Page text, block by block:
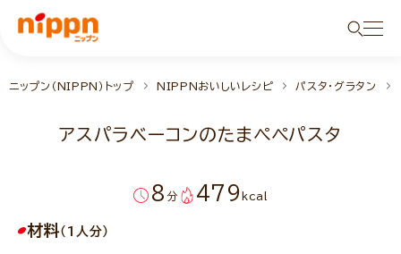
ニップン（NIPPN）トップ NIPPNおいしいレシピ パスタ・グラタン
アスパラベーコンのたまペペパスタ
8 分 479 kcal
材料（1人分）